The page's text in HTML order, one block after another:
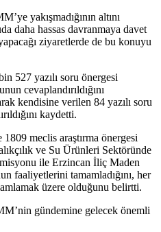
yakışmadığının altını
daha hassas davranmaya davet
ziyaretlerde de bu konuyu
527 yazılı soru önergesi
cevaplandırıldığını
kendisine verilen 84 yazılı soru
kaydetti.
meclis araştırma önergesi
ve Su Ürünleri Sektöründe
ile Erzincan İliç Maden
faaliyetlerini tamamladığını, her
üzere olduğunu belirtti.
gündemine gelecek önemli